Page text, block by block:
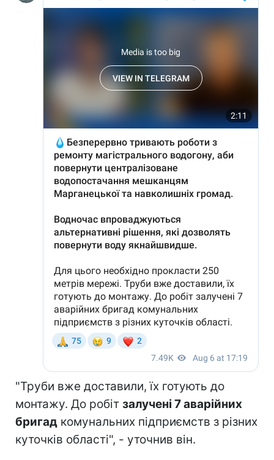
"Труби вже доставили, їх готують до
монтажу. До робіт залучені 7 аварійних
бригад комунальних підприємств з різних
куточків області", - уточнив він.